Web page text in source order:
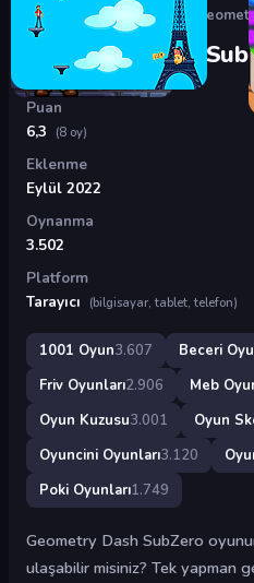
Oyunlar Beceri Oyunları
Geometry Dash
Puan
6,3
(8 oy)
Eklenme
Eylül 2022
Oynanma
3.502
Platform
Tarayıcı
(bilgisayar, tablet, telefon)
1001 Oyun3.607 Beceri
Friv Oyunları2.906 Meb
Oyun Kuzusu3.001 Oyun
Oyuncini Oyunları3.120
Poki Oyunları1.749
Geometry Dash SubZero
ulaşabilir misiniz? Tek yapman